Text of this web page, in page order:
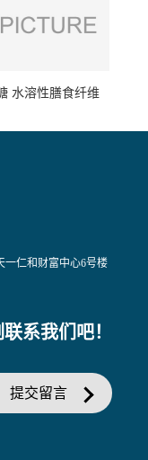
水溶性膳食纤维
一仁和财富中心6号楼
系我们吧！
提交留言